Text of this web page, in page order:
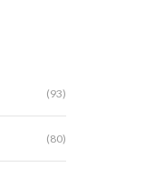
(93)
(80)